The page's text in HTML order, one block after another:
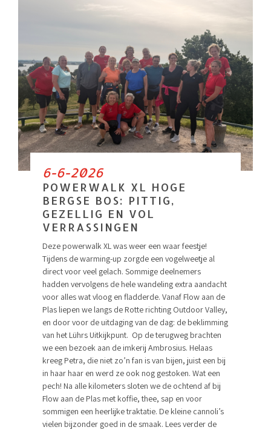
6-6-2026
POWERWALK XL HOGE
BERGSE BOS: PITTIG,
GEZELLIG EN VOL
VERRASSINGEN
Deze powerwalk XL was weer een waar feestje!
Tijdens de warming-up zorgde een vogelweetje al
direct voor veel gelach. Sommige deelnemers
hadden vervolgens de hele wandeling extra aandacht
voor alles wat vloog en fladderde. Vanaf Flow aan de
Plas liepen we langs de Rotte richting Outdoor Valley,
en door voor de uitdaging van de dag: de beklimming
van het Lührs Uitkijkpunt. Op de terugweg brachten
we een bezoek aan de imkerij Ambrosius. Helaas
kreeg Petra, die niet zo’n fan is van bijen, juist een bij
in haar haar en werd ze ook nog gestoken. Wat een
pech! Na alle kilometers sloten we de ochtend af bij
Flow aan de Plas met koffie, thee, sap en voor
sommigen een heerlijke traktatie. De kleine cannoli’s
vielen bijzonder goed in de smaak. Lees verder de